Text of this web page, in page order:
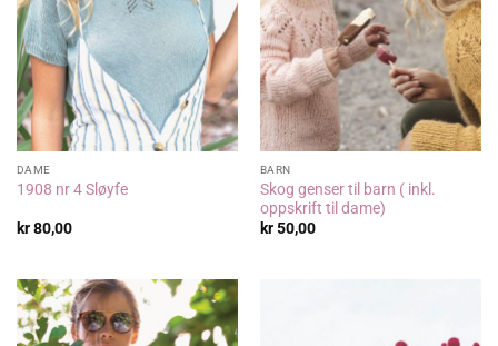
DAME
1908 nr 4 Sløyfe
kr80,00
BARN
Skog genser til barn ( inkl.
oppskrift til dame)
kr50,00